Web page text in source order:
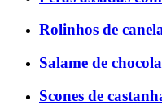
Rolinhos de
Salame de
Scones de